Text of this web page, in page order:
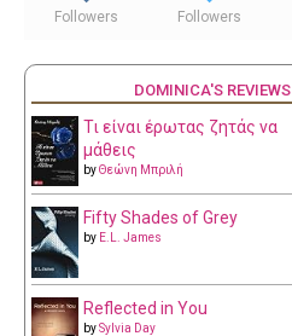
Followers Followers
DOMINICA'S REVIEWS
Τι είναι έρωτας ζητάς να
μάθεις
byΘεώνη Μπριλή
Fifty Shades of Grey
by E.L. James
Reflected in You
bySylvia Day